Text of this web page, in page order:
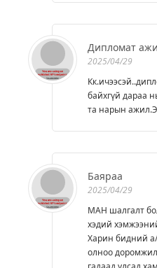
Дипломат
2025/04/29
байхгүй дараа
та нарын
Баяраа
2025/04/29
МАН шалгалт
хэдий
Харин бидний
олноо